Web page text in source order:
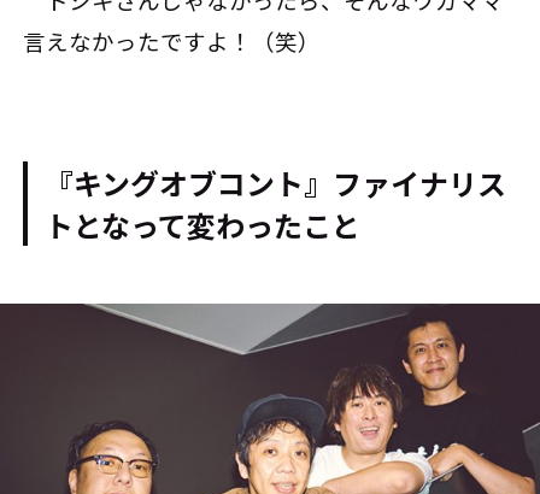
言えなかったですよ！（笑）
『キングオブコント』ファイナリス
トとなって変わったこと